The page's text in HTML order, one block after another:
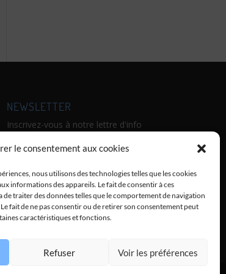
le consentement aux cookies
nous utilisons des technologies telles que les cookies
informations des appareils. Le fait de consentir à ces
traiter des données telles que le comportement de navigation
fait de ne pas consentir ou de retirer son consentement peut
caractéristiques et fonctions.
Refuser Voir les préférences
NEWSLETTER
Inscrivez-vous à notre lettre d'info
Envoyer